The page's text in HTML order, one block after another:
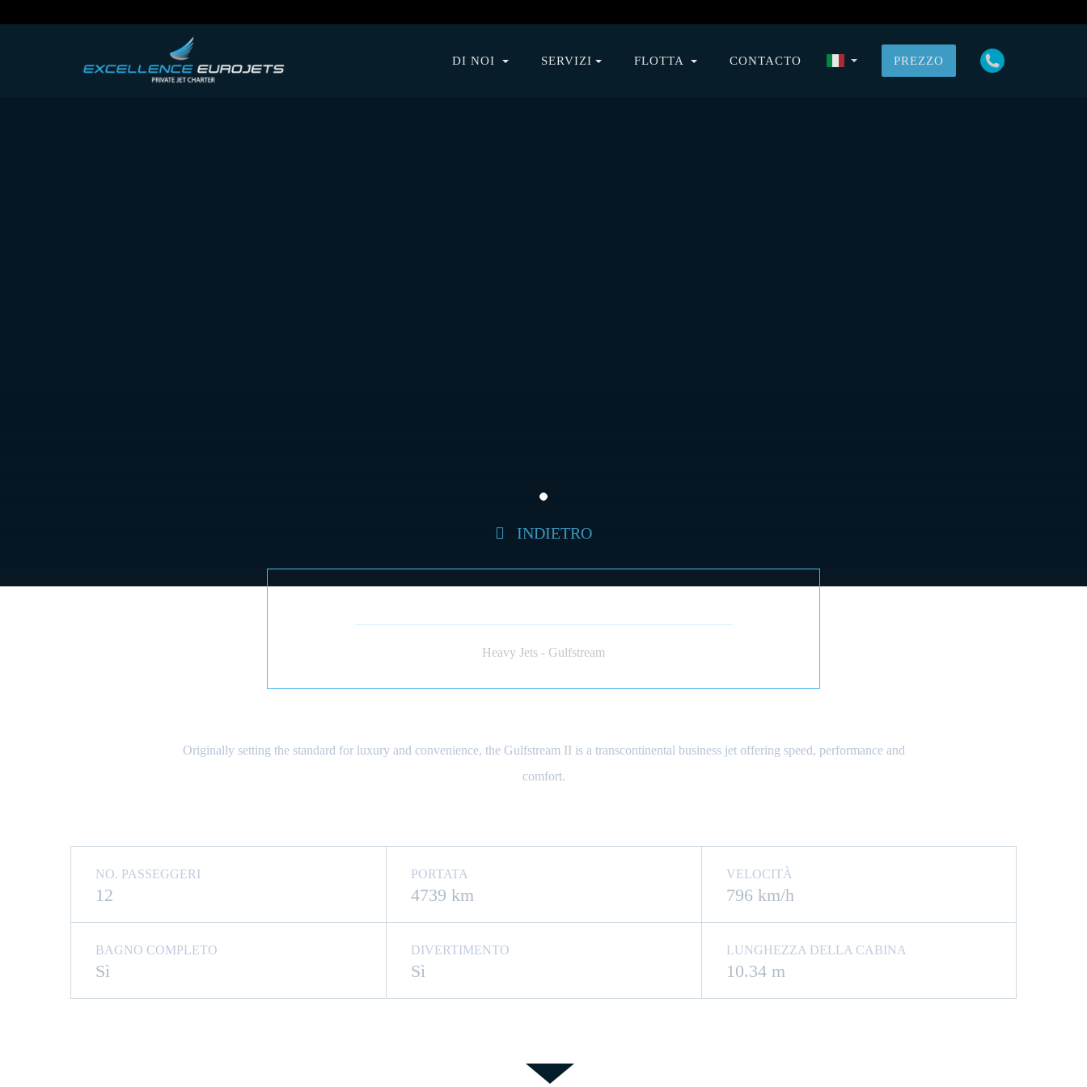
DI NOI SERVIZI FLOTTA CONTACTO PREZZO
INDIETRO
Heavy Jets - Gulfstream
Originally setting the standard for luxury and convenience, the Gulfstream II is a transcontinental business jet offering speed, performance and
comfort.
NO. PASSEGGERI
12
PORTATA
4739 km
VELOCITÀ
796 km/h
BAGNO COMPLETO
Sì
DIVERTIMENTO
Sì
LUNGHEZZA DELLA CABINA
10.34 m